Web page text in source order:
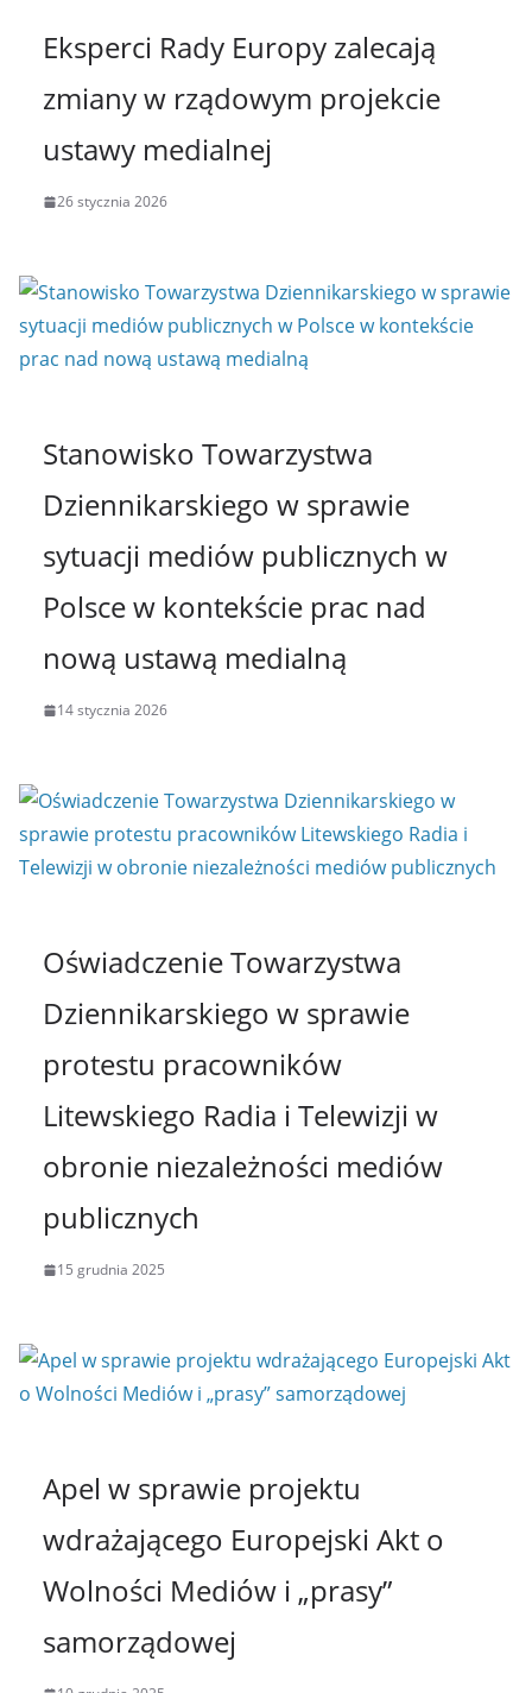
Eksperci Rady Europy zalecają
zmiany w rządowym projekcie
ustawy medialnej
26 stycznia 2026
Stanowisko Towarzystwa
Dziennikarskiego w sprawie
sytuacji mediów publicznych w
Polsce w kontekście prac nad
nową ustawą medialną
14 stycznia 2026
Oświadczenie Towarzystwa
Dziennikarskiego w sprawie
protestu pracowników
Litewskiego Radia i Telewizji w
obronie niezależności mediów
publicznych
15 grudnia 2025
Apel w sprawie projektu
wdrażającego Europejski Akt o
Wolności Mediów i „prasy”
samorządowej